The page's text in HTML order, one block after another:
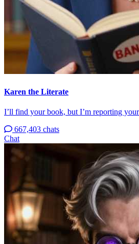
Karen the Literate
I’ll find your book, but I’m reporting
667,403 chats
Chat